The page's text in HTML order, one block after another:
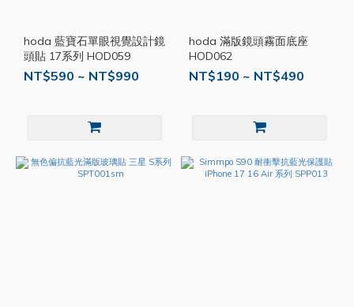
hoda 藍寶石單眼視覺設計鏡
頭貼 17系列 HOD059
NT$590 ~ NT$990
hoda 滿版鏡頭霧面底座
HOD062
NT$190 ~ NT$490